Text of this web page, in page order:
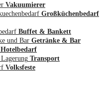
Vakuumierer
Großküchenbedarf
Buffet & Bankett
Getränke & Bar
Hotelbedarf
Transport
Volksfeste